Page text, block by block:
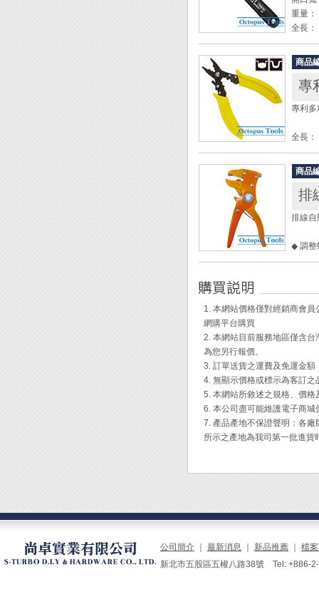
重量
全長
◆ 先端
◆ 防
◆ 適
2.
商品
專
專利
全長
重量
功能：
◎ 斜
◎ 剝
◎ 壓
◆ 氣墊
◆ 檢
商品
排
排線
◆ 調整
旋轉
◆ 脫皮
剝線
可剝
剝線
1. 本網站價格僅對經銷商會
網購平台購買
2. 本網站目前服務地區僅含
為您另行報價。
3. 訂單送貨之運費及免運金
4. 無顯示價格或標示為客訂
5. 本網站所敘述之規格、價
6. 本公司盡可能維護電子商
7. 產品產地不保證聲明：各
所示之產地為我司第一批進
公司簡介 最新消息 新品推薦
檔
新北市五股區五權八路38號 Tel: